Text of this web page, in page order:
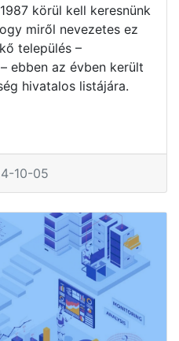
körül kell keresnünk
miről nevezetes ez
település –
ebben az évben került
hivatalos listájára.
10-05